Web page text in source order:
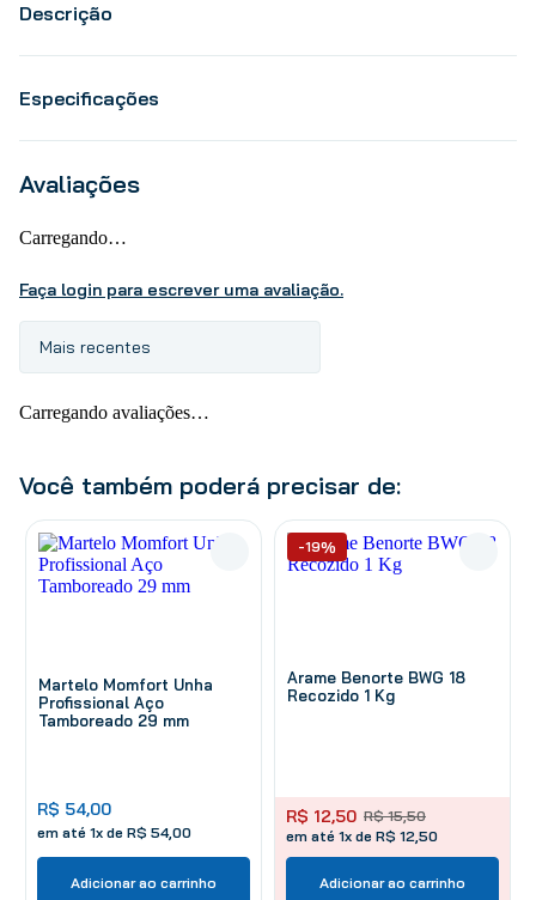
Descrição
Especificações
Avaliações
Carregando…
Faça login para escrever uma avaliação.
Mais recentes
Carregando avaliações…
Você também poderá precisar de:
Martelo Momfort Unha
Profissional Aço
Tamboreado 29 mm
R$ 54,00
em até 1x de R$ 54,00
Adicionar ao carrinho
Arame Benorte BWG 18
Recozido 1 Kg
R$ 15,50
R$ 12,50
em até 1x de R$ 12,50
-19%
Adicionar ao carrinho